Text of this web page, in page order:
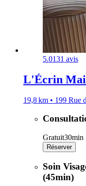
5.0131 avis
L'Écrin
19,8 km • 199 Rue
Gratuit30min
Réserver
Soin
(45min)